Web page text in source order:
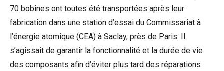
70 bobines ont toutes été transportées après leur
fabrication dans une station d’essai du Commissariat à
l’énergie atomique (CEA) à Saclay, près de Paris. Il
s’agissait de garantir la fonctionnalité et la durée de vie
des composants afin d’éviter plus tard des réparations